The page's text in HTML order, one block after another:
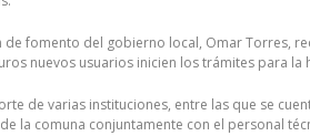
de fomento del gobierno local, Omar Torres,
nuevos usuarios inicien los trámites para la
de varias instituciones, entre las que se
la comuna conjuntamente con el personal